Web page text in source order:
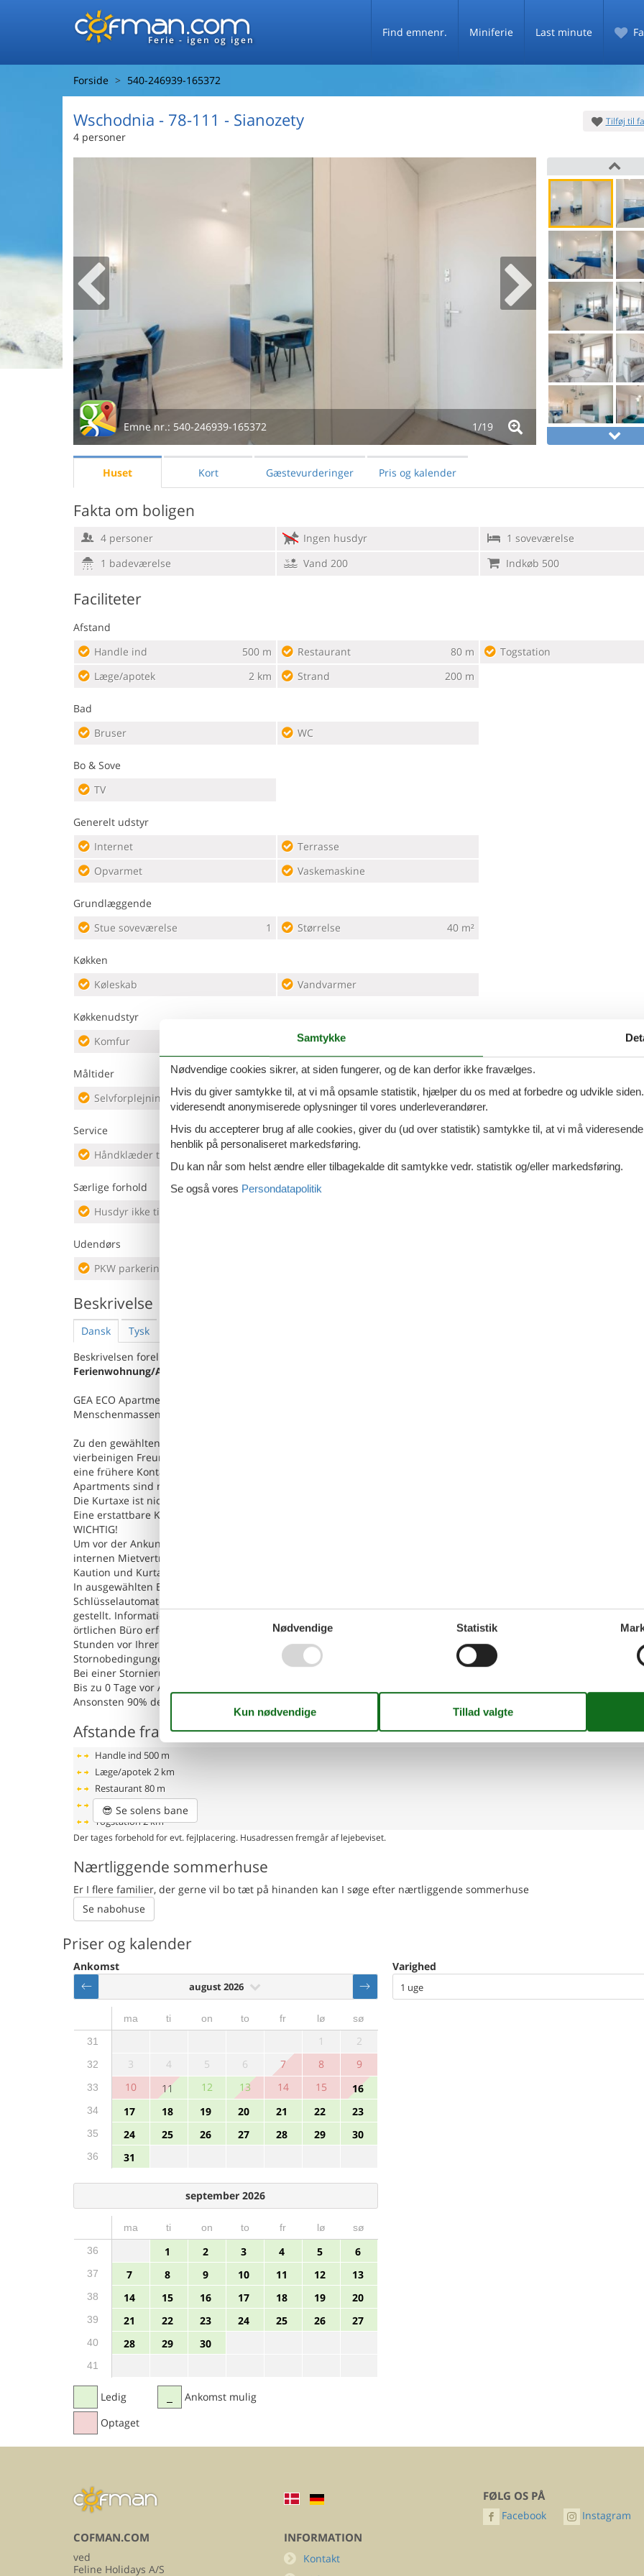
Ferie - igen og igen
Find emnenr. Miniferie Last minute
Forside 540-246939-165372
Tilføj til
Wschodnia - 78-111 - Sianozety
4 personer
Emne nr.: 540-246939-165372 1/19
Huset Kort Gæstevurderinger Pris og kalender
Fakta om boligen
4 personer Ingen husdyr
1 soveværelse
1 badeværelse
Vand 200 Indkøb 500
Faciliteter
Afstand
Handle ind
500 m
Læge/apotek
2 km
Restaurant
80 m
Strand
200 m
Togstation
Bad
Bruser
WC
Bo & Sove
TV
Generelt udstyr
Internet
Opvarmet
Terrasse
Vaskemaskine
Grundlæggende
Stue soveværelse
1 Størrelse 40 m²
Køkken
Køleskab
Vandvarmer
Køkkenudstyr
Komfur
Opvaskemaskine
Måltider
Selvforplejning
Service
Håndklæder til rådighed
Særlige forhold
Husdyr ikke tilladt
Udendørs
PKW parkeringsplads
Beskrivelse
Dansk
Tysk
Beskrivelsen foreligger desværre ikke på Dansk. Se teksten på Tysk nedenfor, eller se den maskinoversatte tekst på
Ferienwohnung/App. für 4 Gäste mit 40m² in Sianozety (246939) (1. Stock)
GEA ECO Apartments ist eine neue Investition in Sianozety, die eine intime Atmosphäre und echte Entspannung ohne
Menschenmassen bietet.
Zu den gewählten Apartments darf man mit dem Hund ankommen. Die zusätzlichen Kosten des Aufenthalts mit
vierbeinigen Freund betragen 100 PLN (Einzelgebühr). Die Gäste, die den Aufenthalt mit dem Hund planen, bitten wir
eine frühere Kontaktaufnahme mit unserem Service im lokalen Büro.
Apartments sind mit Bettwäsche und Handtüchern ausgestattet.
Die Kurtaxe ist nicht im Preis inbegriffen. Sie muss am Tag des Check-in im örtlichen Büro in bar bezahlt werden.
Eine erstattbare Kaution in Höhe von PLN 300 wird vor Ort erhoben.
WICHTIG!
Um vor der Ankunft einzuchecken, müssen Online-Formalitäten erledigt werden, wie zum Beispiel: Unterzeichnung
internen Mietvertrags, Zahlung des restlichen Mietpreises (falls nur ein Teil davon bezahlt wurde), Reinigungsgebühr,
Kaution und Kurtaxe usw etwaige vom Gast gewählte Zusatzgebühren (z. B. Parken bei Aufenthalt mit Hund).
In ausgewählten Einrichtungen ist es möglich, das Apartment über einen Code an der Tür oder über einen
Schlüsselautomaten zu betreten. Der Code wird am Tag des Check-ins nach Erledigung der Formalitäten zur
gestellt. Informationen zur Schlüsselübergabe erhalten Sie einige Tage vor Ihrer Anreise. Wenn die
örtlichen Büro erfolgt, kontaktieren Sie uns bitte telefonisch, um die Schlüsselübergabe zu vereinbaren (mindestens
Stunden vor Ihrer Ankunft).
Stornobedingungen:
Bei einer Stornierung werden folgende Gebühren fällig:
Bis zu 0 Tage vor Anreise: 90% der Buchungssumme
Ansonsten 90% der Buchungssumme
Afstande fra ferieboligen og placering på kort
Handle ind 500 m
Læge/apotek2 km
Restaurant80 m
Strand
200 m
Togstation2 km
😎 Se solens bane
Der tages forbehold for evt. fejlplacering. Husadressen fremgår af lejebeviset.
Nærtliggende sommerhuse
Er I flere familier, der gerne vil bo tæt på hinanden kan I søge efter nærtliggende sommerhuse
Se nabohuse
Priser og kalender
Ankomst
august 2026
ma ti on to fr lø
sø
31
1 2
32 3 4 5 6 7 8 9
33 10 11 12 13 14 15 16
34 17 18 19 20 21 22 23
35 24 25 26 27 28 29 30
36 31
september 2026
ma ti on to fr lø
sø
36
1 2 3 4 5 6
37 7 8 9 10 11 12 13
38 14 15 16 17 18 19 20
39 21 22 23 24 25 26 27
40 28 29 30
41
Ledig
Optaget
Ankomst mulig
Varighed
1 uge
COFMAN.COM
ved
Feline Holidays A/S
INFORMATION
Kontakt
FØLG OS PÅ
Facebook Instagram
Samtykke
Nødvendige cookies sikrer, at siden fungerer, og de kan derfor ikke fravælges.
Hvis du giver samtykke til, at vi må opsamle statistik, hjælper du os med at forbedre og udvikle
videresendt anonymiserede oplysninger til vores underleverandører.
Hvis du accepterer brug af alle cookies, giver du (ud over statistik) samtykke til, at vi må
henblik på personaliseret markedsføring.
Du kan når som helst ændre eller tilbagekalde dit samtykke vedr. statistik og/eller markedsføring.
Se også vores Persondatapolitik
Nødvendige Statistik